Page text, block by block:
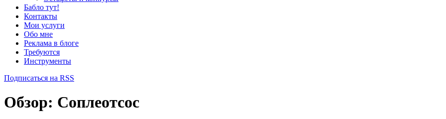
Бабло тут!
Контакты
Мои услуги
Обо мне
Реклама в блоге
Требуются
Инструменты
Подписаться на RSS
Обзор: Соплеотсос